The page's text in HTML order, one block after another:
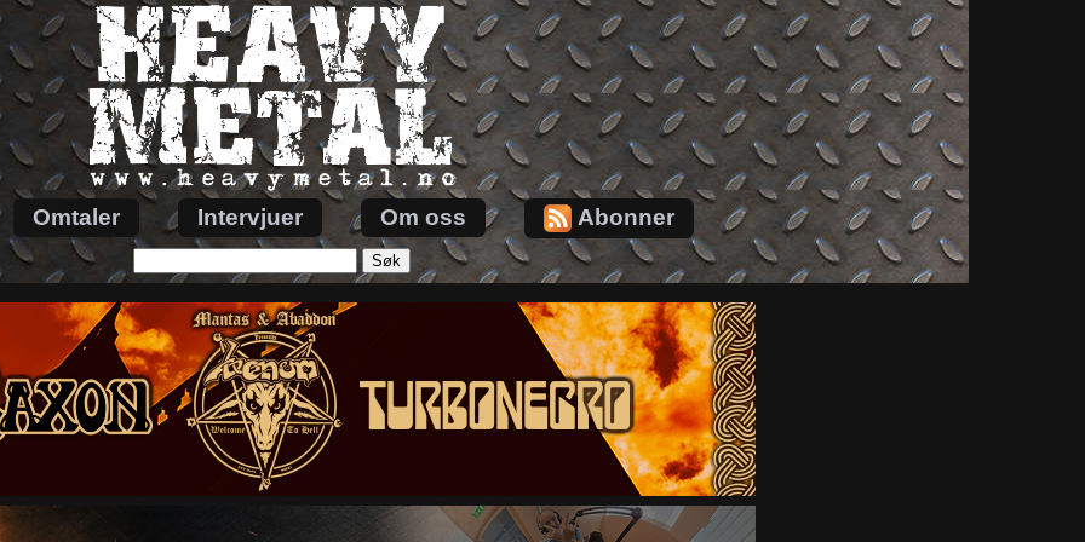
Omtaler Intervjuer Om oss Abonner
etter: